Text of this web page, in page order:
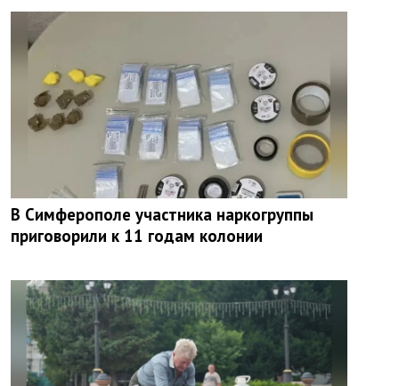
В Симферополе участника наркогруппы
приговорили к 11 годам колонии